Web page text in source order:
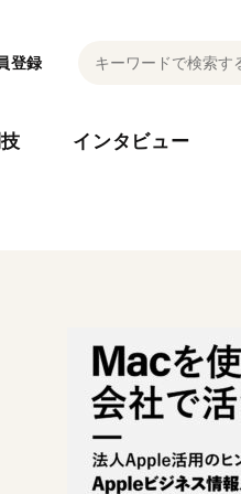
登録
インタビュー